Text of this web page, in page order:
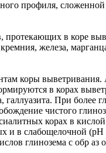
профиля,
протекающих в коре
железа,
коры
в корах
При более
чистого
корах в
и в слабощелочной
глинозема с обр аз